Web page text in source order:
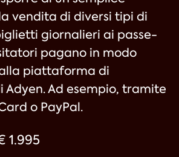
vendita di diversi tipi di
giornalieri ai passe-
pagano in modo
piattaforma di
Ad esempio, tramite
o PayPal.
1.995